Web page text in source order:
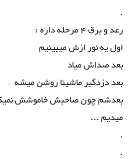
.
رعد و برق ۴ مرحله داره :
اول یه نور ازش میبینیم
بعد صداش میاد
بعد دزدگیر ماشینا روشن میشه
بعدشم چون صاحبش خاموشش
میدیم …
.
.